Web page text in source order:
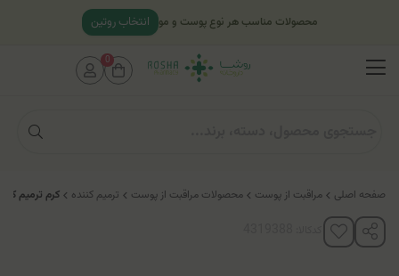
صفحه اصلی مراقبت از پوست محصولات مراقبت از پوست ترمیم کننده کرم ترمیم
محصولات مناسب هر نوع پوست و مو انتخاب روتین
0